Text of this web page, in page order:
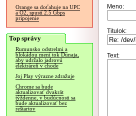
Orange sa doťahuje na UPC
a O2, spustí 2.5 Gbps
pripojenie
Top správy
Rumunsko odstrelmi a
blokádou mení tok Dunaja,
aby udržalo jadrovú
elektráreň v chode
Joj Play výrazne zdražuje
Chrome sa bude
aktualizovať dvakrát
týždenne, v budúcnosti sa
bude aktualizovať bez
reštartov
Meno:
Titulok:
Text: